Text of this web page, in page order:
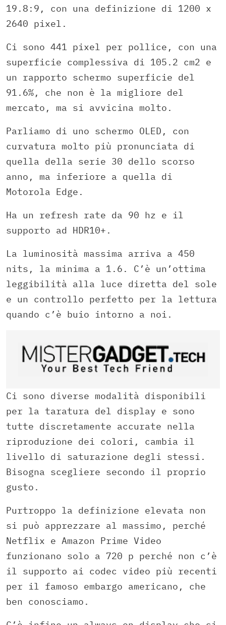
19.8:9, con una definizione di 1200 x
2640 pixel.
Ci sono 441 pixel per pollice, con una
superficie complessiva di 105.2 cm2 e
un rapporto schermo superficie del
91.6%, che non è la migliore del
mercato, ma si avvicina molto.
Parliamo di uno schermo OLED, con
curvatura molto più pronunciata di
quella della serie 30 dello scorso
anno, ma inferiore a quella di
Motorola Edge.
Ha un refresh rate da 90 hz e il
supporto ad HDR10+.
La luminosità massima arriva a 450
nits, la minima a 1.6. C’è un’ottima
leggibilità alla luce diretta del sole
e un controllo perfetto per la lettura
quando c’è buio intorno a noi.
Ci sono diverse modalità disponibili
per la taratura del display e sono
tutte discretamente accurate nella
riproduzione dei colori, cambia il
livello di saturazione degli stessi.
Bisogna scegliere secondo il proprio
gusto.
Purtroppo la definizione elevata non
si può apprezzare al massimo, perché
Netflix e Amazon Prime Video
funzionano solo a 720 p perché non c’è
il supporto ai codec video più recenti
per il famoso embargo americano, che
ben conosciamo.